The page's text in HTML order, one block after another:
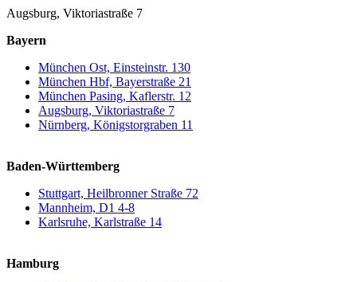
Augsburg, Viktoriastraße 7
Bayern
München Ost, Einsteinstr. 130
München Hbf, Bayerstraße 21
München Pasing, Kaflerstr. 12
Augsburg, Viktoriastraße 7
Nürnberg, Königstorgraben 11
Baden-Württemberg
Stuttgart, Heilbronner Straße 72
Mannheim, D1 4-8
Karlsruhe, Karlstraße 14
Hamburg